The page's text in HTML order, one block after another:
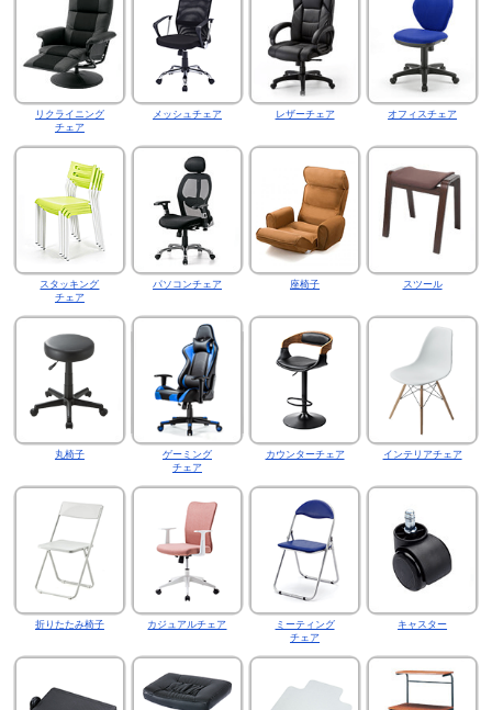
リクライニング
チェア
メッシュチェア レザーチェア オフィスチェア
スタッキング
チェア
パソコンチェア 座椅子 スツール
丸椅子
ゲーミング
チェア
カウンターチェア インテリアチェア
折りたたみ椅子 カジュアルチェア
ミーティング
チェア
キャスター